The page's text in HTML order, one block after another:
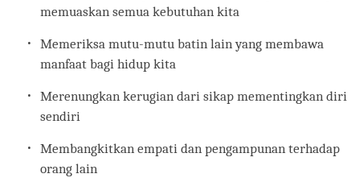
memuaskan semua kebutuhan kita
Memeriksa mutu-mutu batin lain yang membawa
manfaat bagi hidup kita
Merenungkan kerugian dari sikap mementingkan diri
sendiri
Membangkitkan empati dan pengampunan terhadap
orang lain